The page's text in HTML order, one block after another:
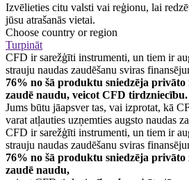
Izvēlieties citu valsti vai reģionu, lai
jūsu atrašanās vietai.
Choose country or region
Turpināt
CFD ir sarežģīti instrumenti, un tiem ir
strauju naudas zaudēšanu sviras
76% no šā produktu sniedzēja
zaudē naudu, veicot CFD tirdzniecību.
Jums būtu jāapsver tas, vai izprotat, kā
varat atļauties uzņemties augsto naudas
CFD ir sarežģīti instrumenti, un tiem ir
strauju naudas zaudēšanu sviras
76% no šā produktu sniedzēja
zaudē naudu,